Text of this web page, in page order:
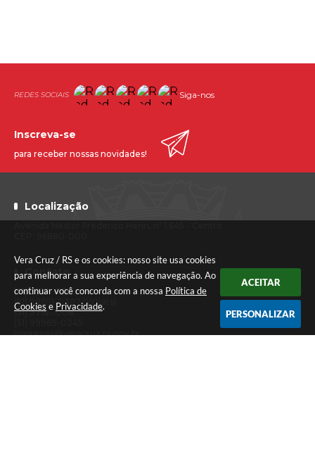
Vera Cruz / RS e os cookies: nosso site usa cookies
para melhorar a sua experiência de navegação. Ao
continuar você concorda com a nossa Política de
Cookies e Privacidade.
ACEITAR
PERSONALIZAR
Siga-nos
Localização
Contato
(51) 3718-1222
(51) 99851-0387 (Whats)
(51) 3718-1008
imprensa@veracruz.rs.gov.br
Inscreva-se
para receber nossas novidades!